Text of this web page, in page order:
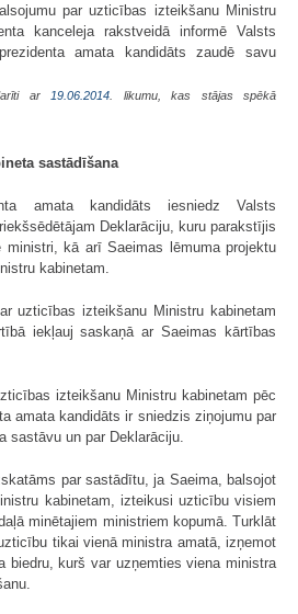
par uzticības izteikšanu Ministru
kanceleja rakstveidā informē Valsts
amata kandidāts zaudē savu
ar19.06.2014. likumu, kas stājas spēkā
sastādīšana
amata kandidāts iesniedz Valsts
Deklarāciju, kuru parakstījis
kā arī Saeimas lēmuma projektu
kabinetam.
uzticības izteikšanu Ministru kabinetam
iekļauj saskaņā ar Saeimas kārtības
izteikšanu Ministru kabinetam pēc
amata kandidāts ir sniedzis ziņojumu par
sastāvu un par Deklarāciju.
par sastādītu, ja Saeima, balsojot
kabinetam, izteikusi uzticību visiem
minētajiem ministriem kopumā. Turklāt
tikai vienā ministra amatā, izņemot
biedru, kurš var uzņemties viena ministra